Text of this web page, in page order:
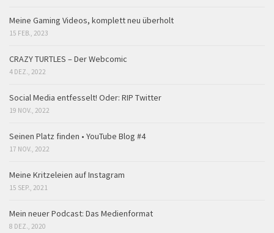
Meine Gaming Videos, komplett neu überholt
15 FEB., 2023
CRAZY TURTLES – Der Webcomic
4 DEZ., 2022
Social Media entfesselt! Oder: RIP Twitter
19 NOV., 2022
Seinen Platz finden • YouTube Blog #4
17 NOV., 2022
Meine Kritzeleien auf Instagram
15 SEP., 2021
Mein neuer Podcast: Das Medienformat
8 DEZ., 2020